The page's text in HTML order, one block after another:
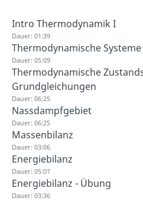
Intro Thermodynamik I
Dauer: 01:39
Thermodynamische
Dauer: 05:09
Thermodynamische
Grundgleichungen
Dauer: 06:25
Nassdampfgebiet
Dauer: 06:25
Massenbilanz
Dauer: 03:06
Energiebilanz
Dauer: 05:07
Energiebilanz - Übung
Dauer: 03:36